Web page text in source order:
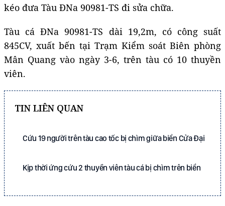
kéo đưa Tàu ĐNa 90981-TS đi sửa chữa.
Tàu cá ĐNa 90981-TS dài 19,2m, có công suất
845CV, xuất bến tại Trạm Kiểm soát Biên phòng
Mân Quang vào ngày 3-6, trên tàu có 10 thuyền
viên.
TIN LIÊN QUAN
Cứu 19 người trên tàu cao tốc bị chìm giữa biển Cửa Đại
Kịp thời ứng cứu 2 thuyền viên tàu cá bị chìm trên biển